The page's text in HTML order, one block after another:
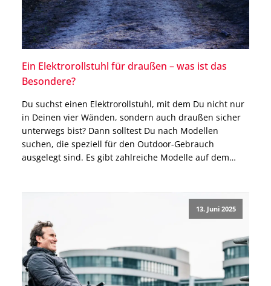
Ein Elektrorollstuhl für draußen – was ist das
Besondere?
Du suchst einen Elektrorollstuhl, mit dem Du nicht nur
in Deinen vier Wänden, sondern auch draußen sicher
unterwegs bist? Dann solltest Du nach Modellen
suchen, die speziell für den Outdoor-Gebrauch
ausgelegt sind. Es gibt zahlreiche Modelle auf dem
13. Juni 2025